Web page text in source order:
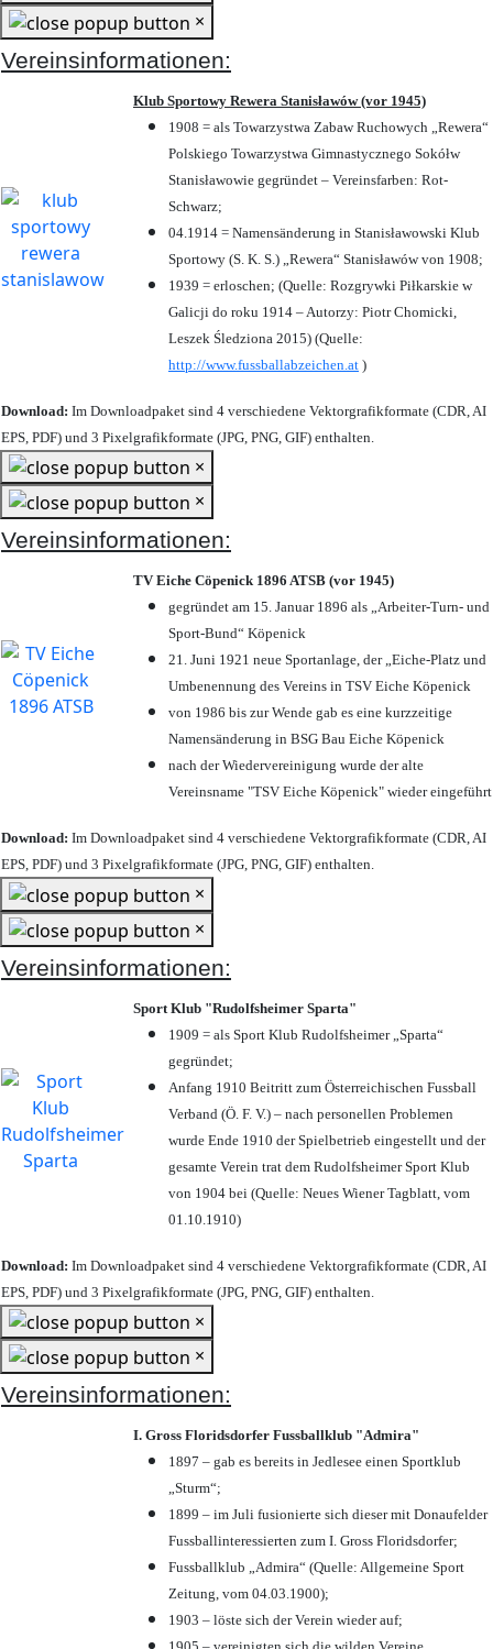
×
Vereinsinformationen:
Klub Sportowy Rewera Stanisławów (vor 1945)
1908 = als Towarzystwa Zabaw Ruchowych „Rewera“
Polskiego Towarzystwa Gimnastycznego Sokółw
Stanisławowie gegründet – Vereinsfarben: Rot-
Schwarz;
04.1914 = Namensänderung in Stanisławowski Klub
Sportowy (S. K. S.) „Rewera“ Stanisławów von 1908;
1939 = erloschen; (Quelle: Rozgrywki Piłkarskie w
Galicji do roku 1914 – Autorzy: Piotr Chomicki,
Leszek Śledziona 2015) (Quelle:
http://www.fussballabzeichen.at )
Download: Im Downloadpaket sind 4 verschiedene Vektorgrafikformate (CDR, AI
EPS, PDF) und 3 Pixelgrafikformate (JPG, PNG, GIF) enthalten.
×
×
Vereinsinformationen:
TV Eiche Cöpenick 1896 ATSB (vor 1945)
gegründet am 15. Januar 1896 als „Arbeiter-Turn- und
Sport-Bund“ Köpenick
21. Juni 1921 neue Sportanlage, der „Eiche-Platz und
Umbenennung des Vereins in TSV Eiche Köpenick
von 1986 bis zur Wende gab es eine kurzzeitige
Namensänderung in BSG Bau Eiche Köpenick
nach der Wiedervereinigung wurde der alte
Vereinsname "TSV Eiche Köpenick" wieder eingeführt
Download: Im Downloadpaket sind 4 verschiedene Vektorgrafikformate (CDR, AI
EPS, PDF) und 3 Pixelgrafikformate (JPG, PNG, GIF) enthalten.
×
×
Vereinsinformationen:
Sport Klub "Rudolfsheimer Sparta"
1909 = als Sport Klub Rudolfsheimer „Sparta“
gegründet;
Anfang 1910 Beitritt zum Österreichischen Fussball
Verband (Ö. F. V.) – nach personellen Problemen
wurde Ende 1910 der Spielbetrieb eingestellt und der
gesamte Verein trat dem Rudolfsheimer Sport Klub
von 1904 bei (Quelle: Neues Wiener Tagblatt, vom
01.10.1910)
Download: Im Downloadpaket sind 4 verschiedene Vektorgrafikformate (CDR, AI
EPS, PDF) und 3 Pixelgrafikformate (JPG, PNG, GIF) enthalten.
×
×
Vereinsinformationen:
I. Gross Floridsdorfer Fussballklub "Admira"
1897 – gab es bereits in Jedlesee einen Sportklub
„Sturm“;
1899 – im Juli fusionierte sich dieser mit Donaufelder
Fussballinteressierten zum I. Gross Floridsdorfer;
Fussballklub „Admira“ (Quelle: Allgemeine Sport
Zeitung, vom 04.03.1900);
1903 – löste sich der Verein wieder auf;